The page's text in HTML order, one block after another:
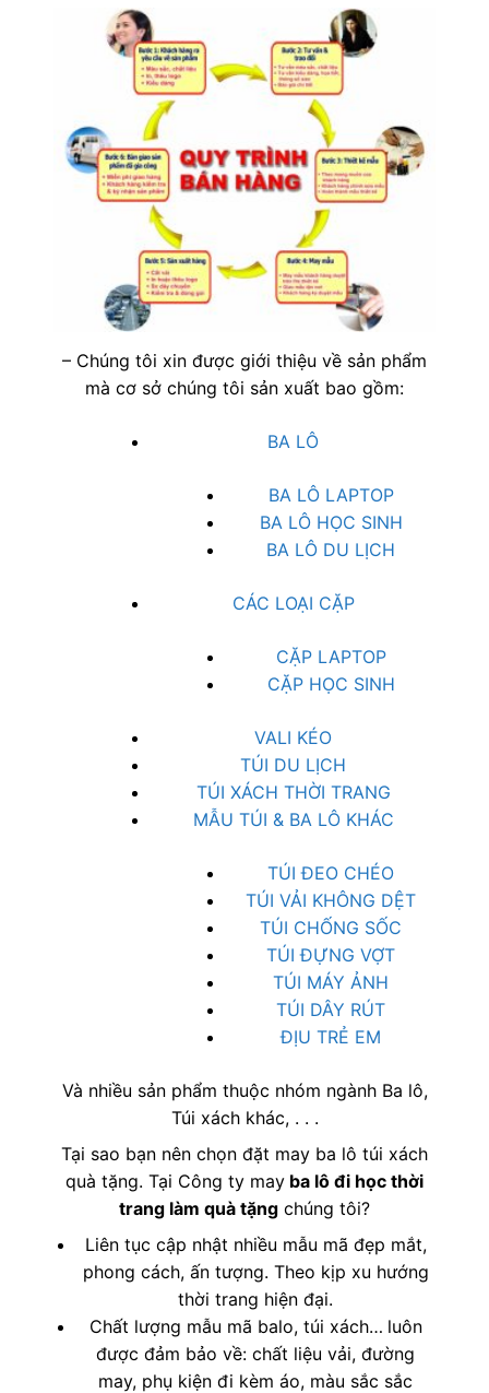
– Chúng tôi xin được giới thiệu về sản phẩm
mà cơ sở chúng tôi sản xuất bao gồm:
BA LÔ
BA LÔ LAPTOP
BA LÔ HỌC SINH
BA LÔ DU LỊCH
CÁC LOẠI CẶP
CẶP LAPTOP
CẶP HỌC SINH
VALI KÉO
TÚI DU LỊCH
TÚI XÁCH THỜI TRANG
MẪU TÚI & BA LÔ KHÁC
TÚI ĐEO CHÉO
TÚI VẢI KHÔNG DỆT
TÚI CHỐNG SỐC
TÚI ĐỰNG VỢT
TÚI MÁY ẢNH
TÚI DÂY RÚT
ĐỊU TRẺ EM
Và nhiều sản phẩm thuộc nhóm ngành Ba lô,
Túi xách khác, . . .
Tại sao bạn nên chọn đặt may ba lô túi xách
quà tặng. Tại Công ty may ba lô đi học thời
trang làm quà tặng chúng tôi?
Liên tục cập nhật nhiều mẫu mã đẹp mắt,
phong cách, ấn tượng. Theo kịp xu hướng
thời trang hiện đại.
Chất lượng mẫu mã balo, túi xách… luôn
được đảm bảo về: chất liệu vải, đường
may, phụ kiện đi kèm áo, màu sắc sắc